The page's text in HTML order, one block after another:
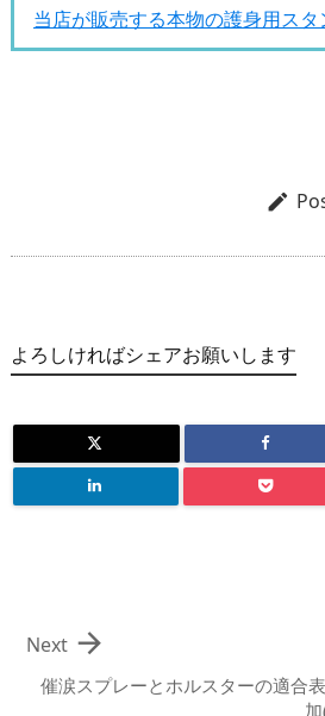
当店が販売する本物の護身用ス

よろしければシェアお願いします
催涙スプレーとホルスターの適合

Next